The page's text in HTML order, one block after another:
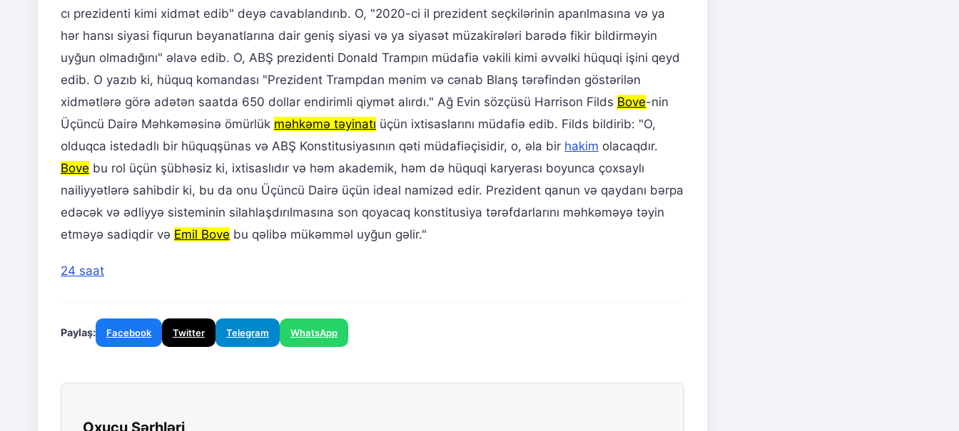
cı prezidenti kimi xidmət edib" deyə cavablandırıb. O, "2020-ci il prezident seçkilərinin aparılmasına və ya
hər hansı siyasi fiqurun bəyanatlarına dair geniş siyasi və ya siyasət müzakirələri barədə fikir bildirməyin
uyğun olmadığını" əlavə edib. O, ABŞ prezidenti Donald Trampın müdafiə vəkili kimi əvvəlki hüquqi işini qeyd
edib. O yazıb ki, hüquq komandası "Prezident Trampdan mənim və cənab Blanş tərəfindən göstərilən
xidmətlərə görə adətən saatda 650 dollar endirimli qiymət alırdı." Ağ Evin sözçüsü Harrison Filds Bove-nin
Üçüncü Dairə Məhkəməsinə ömürlük məhkəmə təyinatı üçün ixtisaslarını müdafiə edib. Filds bildirib: "O,
olduqca istedadlı bir hüquqşünas və ABŞ Konstitusiyasının qəti müdafiəçisidir, o, əla bir hakim olacaqdır.
Bove bu rol üçün şübhəsiz ki, ixtisaslıdır və həm akademik, həm də hüquqi karyerası boyunca çoxsaylı
nailiyyətlərə sahibdir ki, bu da onu Üçüncü Dairə üçün ideal namizəd edir. Prezident qanun və qaydanı bərpa
edəcək və ədliyyə sisteminin silahlaşdırılmasına son qoyacaq konstitusiya tərəfdarlarını məhkəməyə təyin
etməyə sadiqdir və Emil Bove bu qəlibə mükəmməl uyğun gəlir."
24 saat
Paylaş: Facebook Twitter Telegram WhatsApp